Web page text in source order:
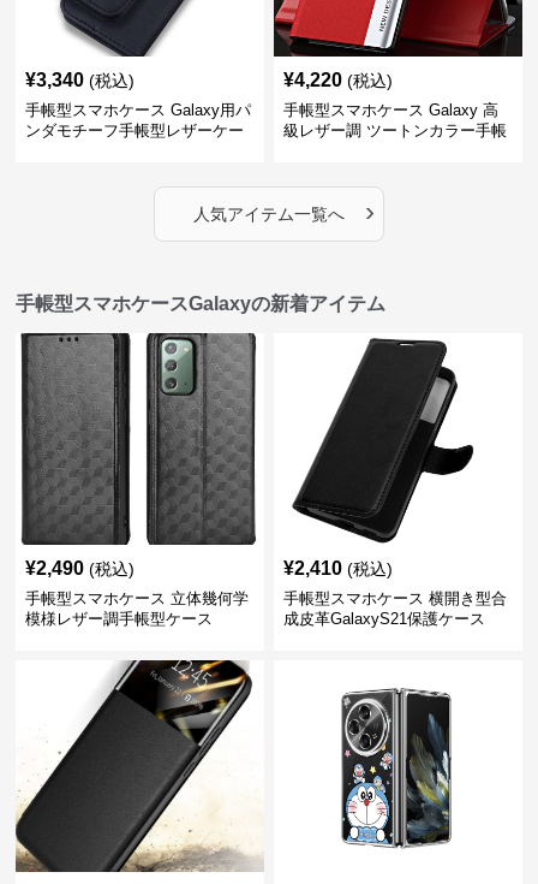
¥3,340 (税込)
手帳型スマホケース Galaxy用パ
ンダモチーフ手帳型レザーケー
¥4,220 (税込)
手帳型スマホケース Galaxy 高
級レザー調 ツートンカラー手帳
人気アイテム一覧へ ›
手帳型スマホケースGalaxyの新着アイテム
¥2,490 (税込)
手帳型スマホケース 立体幾何学
模様レザー調手帳型ケース
¥2,410 (税込)
手帳型スマホケース 横開き型合
成皮革GalaxyS21保護ケース